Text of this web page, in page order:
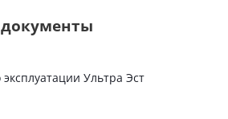
Ультра Эст